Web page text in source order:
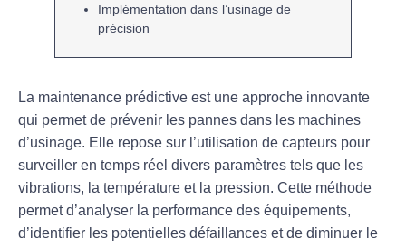
Implémentation dans l’usinage de
précision
La maintenance prédictive est une approche innovante
qui permet de prévenir les pannes dans les machines
d’usinage. Elle repose sur l’utilisation de capteurs pour
surveiller en temps réel divers paramètres tels que les
vibrations, la température et la pression. Cette méthode
permet d’analyser la performance des équipements,
d’identifier les potentielles défaillances et de diminuer le